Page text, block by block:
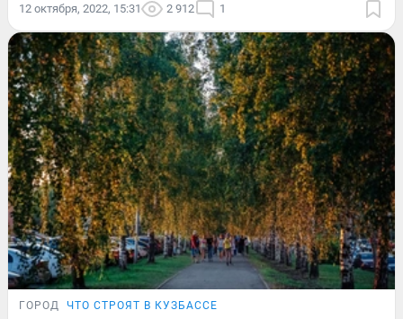
12 октября, 2022, 15:31 2 912 1
ГОРОД ЧТО СТРОЯТ В КУЗБАССЕ